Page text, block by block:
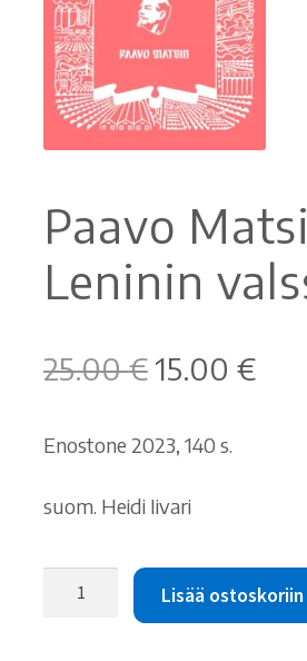
Ostoskori
Tilaus- ja sopimusehdot sekä
Paavo
Leninin
25.00€ Alkuperäinen
oli:
15.00 €
Enostone 2023, 140 s.
suom. Heidi Iivari
Lisää ostoskoriin